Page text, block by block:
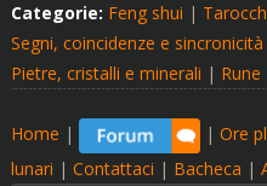
Categorie: Feng shui |
Segni, coincidenze e sincronicità
Pietre, cristalli e minerali | Rune
Home | | Ore
lunari | Contattaci | Bacheca |